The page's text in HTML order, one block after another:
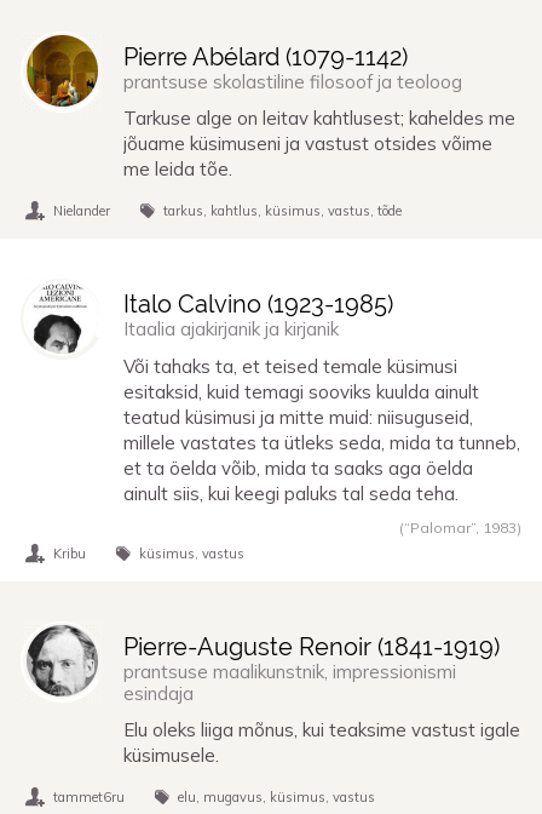
Pierre Abélard (1079-1142)
prantsuse skolastiline filosoof ja teoloog
Tarkuse alge on leitav kahtlusest; kaheldes me
jõuame küsimuseni ja vastust otsides võime
me leida tõe.
Nielander tarkus kahtlus küsimus vastus tõde
Italo Calvino (1923-1985)
Itaalia ajakirjanik ja kirjanik
Või tahaks ta, et teised temale küsimusi
esitaksid, kuid temagi sooviks kuulda ainult
teatud küsimusi ja mitte muid: niisuguseid,
millele vastates ta ütleks seda, mida ta tunneb,
et ta öelda võib, mida ta saaks aga öelda
ainult siis, kui keegi paluks tal seda teha.
(“Palomar”, 1983)
Kribu küsimus vastus
Pierre-Auguste Renoir (1841-1919)
prantsuse maalikunstnik, impressionismi
esindaja
Elu oleks liiga mõnus, kui teaksime vastust igale
küsimusele.
tammet6ru elu mugavus küsimus vastus